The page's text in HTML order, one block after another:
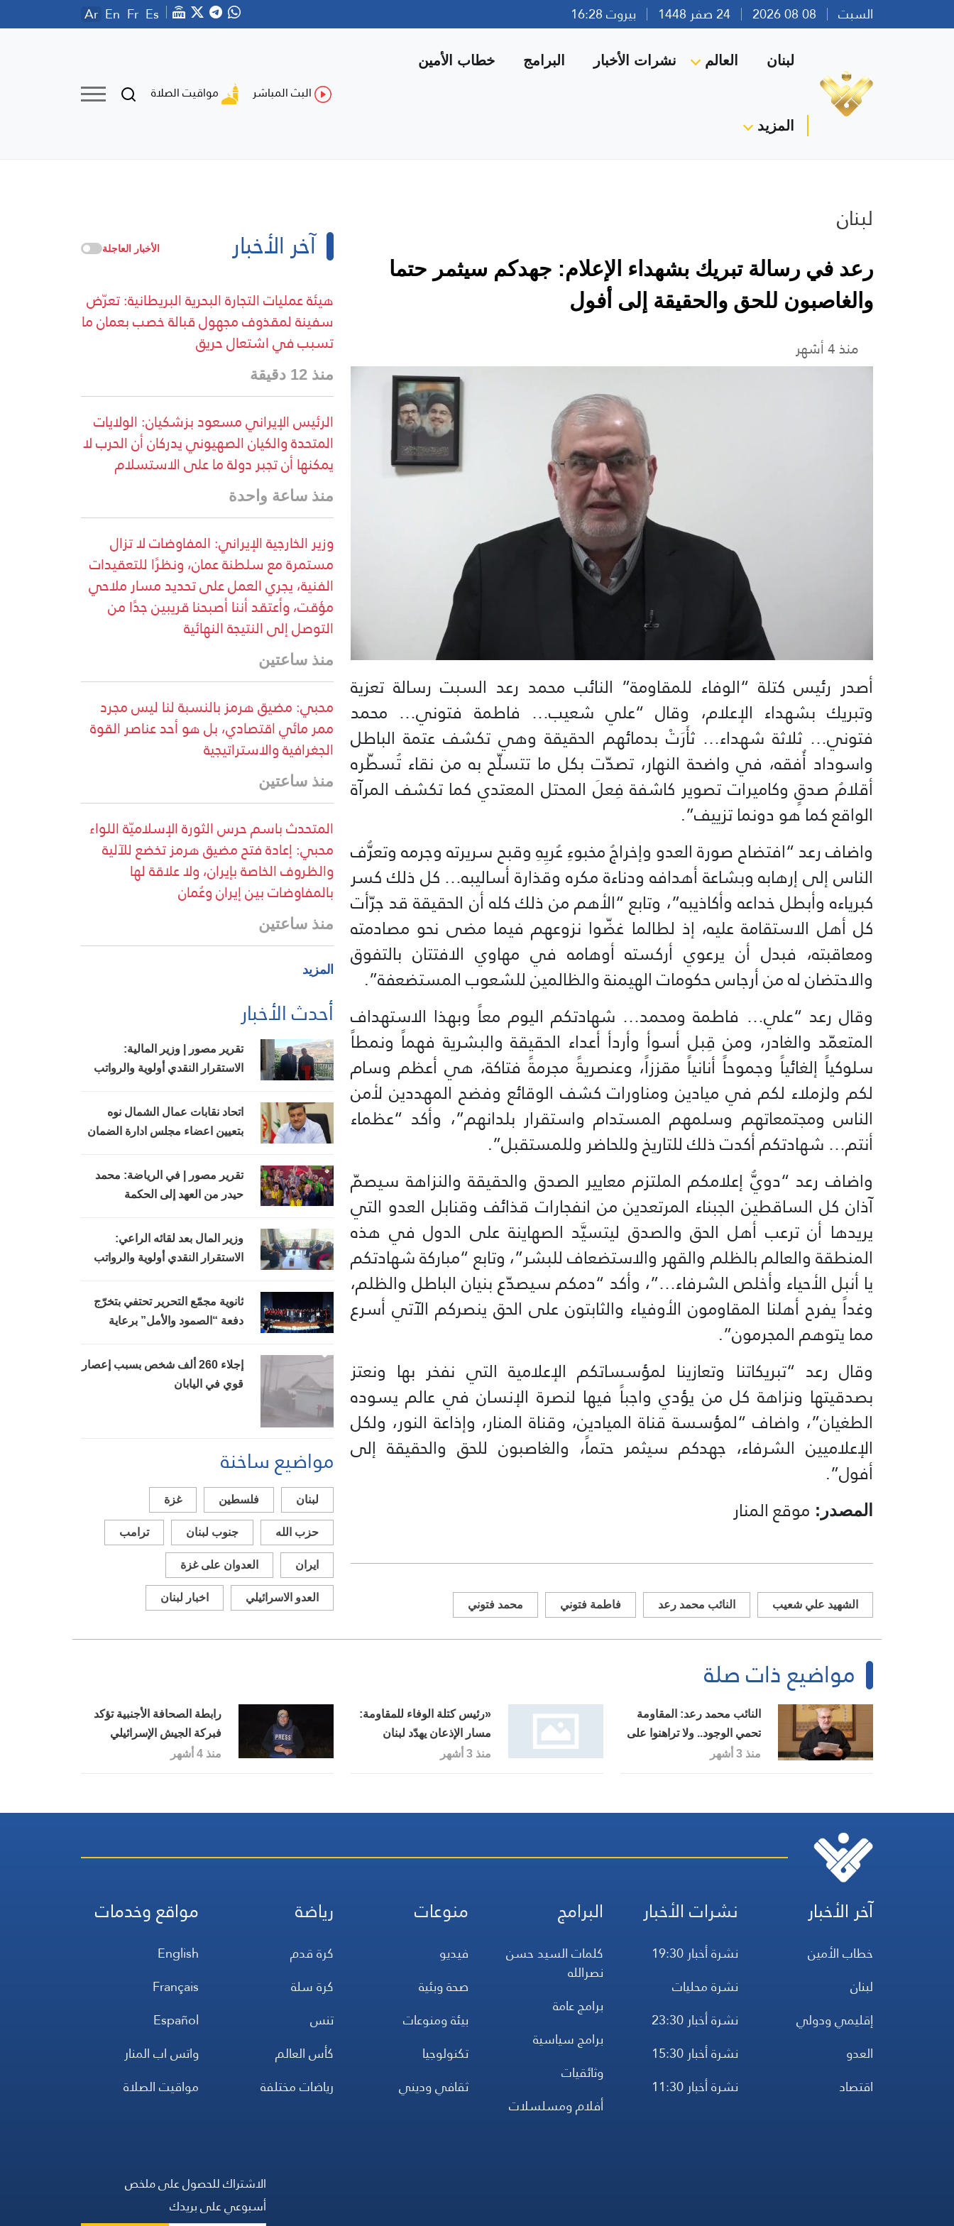
السبت بيروت 16:28 Ar En Fr Es
لبنان العالم نشرات الأخبار البرامج خطاب الأمين
المزيد
البث المباشر مواقيت الصلاة
لبنان
رعد في رسالة تبريك بشهداء الإعلام: جهدكم سيثمر حتما
والغاصبون للحق والحقيقة إلى أفول
منذ 4 أشهر
أصدر رئيس كتلة “الوفاء للمقاومة” النائب محمد رعد السبت رسالة تعزية
وتبريك بشهداء الإعلام، وقال “علي شعيب… فاطمة فتوني… محمد
فتوني… ثلاثة شهداء… ثأَرَتْ بدمائهم الحقيقة وهي تكشف عتمة الباطل
واسوداد أُفقه، في واضحة النهار، تصدّت بكل ما تتسلّح به من نقاء تُسطّره
أقلامُ صدقٍ وكاميرات تصوير كاشفة فِعلَ المحتل المعتدي كما تكشف المرآة
الواقع كما هو دونما تزييف”.
واضاف رعد “افتضاح صورة العدو وإخراجُ مخبوءِ عُريِهِ وقبح سريرته وجرمه وتعرُّف
الناس إلى إرهابه وبشاعة أهدافه ودناءة مكره وقذارة أساليبه… كل ذلك كسر
كبرياءه وأبطل خداعه وأكاذيبه”، وتابع “الأهم من ذلك كله أن الحقيقة قد جرّأت
كل أهل الاستقامة عليه، إذ لطالما غضّوا نزوعهم فيما مضى نحو مصادمته
ومعاقبته، فبدل أن يرعوي أركسته أوهامه في مهاوي الافتتان بالتفوق
والاحتضان له من أرجاس حكومات الهيمنة والظالمين للشعوب المستضعفة”.
وقال رعد “علي… فاطمة ومحمد… شهادتكم اليوم معاً وبهذا الاستهداف
المتعمّد والغادر، ومن قِبل أسوأ وأردأ أعداء الحقيقة والبشرية فهماً ونمطاً
سلوكياً إلغائياً وجموحاً أنانياً مقززاً، وعنصريةً مجرمةً فتاكة، هي أعظم وسام
لكم ولزملاء لكم في ميادين ومناورات كشف الوقائع وفضح المهددين لأمن
الناس ومجتمعاتهم وسلمهم المستدام واستقرار بلدانهم”، وأكد “عظماء
أنتم… شهادتكم أكدت ذلك للتاريخ وللحاضر وللمستقبل”.
واضاف رعد “دويُّ إعلامكم الملتزم معايير الصدق والحقيقة والنزاهة سيصمّ
آذان كل الساقطين الجبناء المرتعدين من انفجارات قذائف وقنابل العدو التي
يريدها أن ترعب أهل الحق والصدق ليتسيَّد الصهاينة على الدول في هذه
المنطقة والعالم بالظلم والقهر والاستضعاف للبشر”، وتابع “مباركة شهادتكم
يا أنبل الأحياء وأخلص الشرفاء…”، وأكد “دمكم سيصدّع بنيان الباطل والظلم،
وغداً يفرح أهلنا المقاومون الأوفياء والثابتون على الحق ينصركم الآتي أسرع
مما يتوهم المجرمون”.
وقال رعد “تبريكاتنا وتعازينا لمؤسساتكم الإعلامية التي نفخر بها ونعتز
بصدقيتها ونزاهة كل من يؤدي واجباً فيها لنصرة الإنسان في عالم يسوده
الطغيان”، واضاف “لمؤسسة قناة الميادين، وقناة المنار، وإذاعة النور، ولكل
الإعلاميين الشرفاء، جهدكم سيثمر حتماً، والغاصبون للحق والحقيقة إلى
أفول”.
المصدر: موقع المنار
الشهيد علي شعيب النائب محمد رعد فاطمة فتوني محمد فتوني
آخر الأخبار الأخبار العاجلة
هيئة عمليات التجارة البحرية البريطانية: تعرّض
سفينة لمقذوف مجهول قبالة خصب بعمان ما
تسبب في اشتعال حريق
منذ 12 دقيقة
الرئيس الإيراني مسعود بزشكيان: الولايات
المتحدة والكيان الصهيوني يدركان أن الحرب لا
يمكنها أن تجبر دولة ما على الاستسلام
منذ ساعة واحدة
وزير الخارجية الإيراني: المفاوضات لا تزال
مستمرة مع سلطنة عمان، ونظرًا للتعقيدات
الفنية، يجري العمل على تحديد مسار ملاحي
مؤقت، وأعتقد أننا أصبحنا قريبين جدًا من
التوصل إلى النتيجة النهائية
منذ ساعتين
محبي: مضيق هرمز بالنسبة لنا ليس مجرد
ممر مائي اقتصادي، بل هو أحد عناصر القوة
الجغرافية والاستراتيجية
منذ ساعتين
المتحدث باسم حرس الثورة الإسلاميّة اللواء
محبي: إعادة فتح مضيق هرمز تخضع للآلية
والظروف الخاصة بإيران، ولا علاقة لها
بالمفاوضات بين إيران وعُمان
منذ ساعتين
المزيد
أحدث الأخبار
تقرير مصور | وزير المالية:
الاستقرار النقدي أولوية والرواتب
اتحاد نقابات عمال الشمال نوه
بتعيين اعضاء مجلس ادارة الضمان
تقرير مصور | في الرياضة: محمد
حيدر من العهد إلى الحكمة
وزير المال بعد لقائه الراعي:
الاستقرار النقدي أولوية والرواتب
ثانوية مجمّع التحرير تحتفي بتخرّج
دفعة “الصمود والأمل” برعاية
إجلاء 260 ألف شخص بسبب إعصار
قوي في اليابان
مواضيع ساخنة
لبنان فلسطين غزة
حزب الله جنوب لبنان ترامب
ايران العدوان على غزة
العدو الاسرائيلي اخبار لبنان
مواضيع ذات صلة
النائب محمد رعد: المقاومة
تحمي الوجود.. ولا تراهنوا على
أكاذيب المنافقين الدوليين
منذ 3 أشهر
«رئيس كتلة الوفاء للمقاومة:
مسار الإذعان يهدّد لبنان
بكوارث خطيرة»
منذ 3 أشهر
رابطة الصحافة الأجنبية تؤكد
فبركة الجيش الإسرائيلي
صورة للصحافي اللبناني
منذ 4 أشهر
آخر الأخبار
خطاب الأمين
لبنان
إقليمي ودولي
العدو
اقتصاد
نشرات الأخبار
نشرة أخبار 19:30
نشرة محليات
نشرة أخبار 23:30
نشرة أخبار 15:30
نشرة أخبار 11:30
البرامج
كلمات السيد حسن
نصرالله
برامج عامة
برامج سياسية
وثائقيات
أفلام ومسلسلات
منوعات
فيديو
صحة وبئية
بيئة ومنوعات
تكنولوجيا
ثقافي وديني
رياضة
كرة قدم
كرة سلة
تنس
كأس العالم
رياضات مختلفة
مواقع وخدمات
English
Français
Español
واتس اب المنار
مواقيت الصلاة
الاشتراك للحصول على ملخص
أسبوعي على بريدك